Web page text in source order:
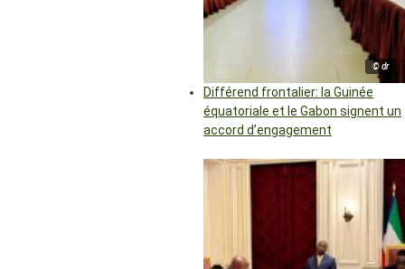
© dr
Différend frontalier: la Guinée
équatoriale et le Gabon signent un
accord d’engagement